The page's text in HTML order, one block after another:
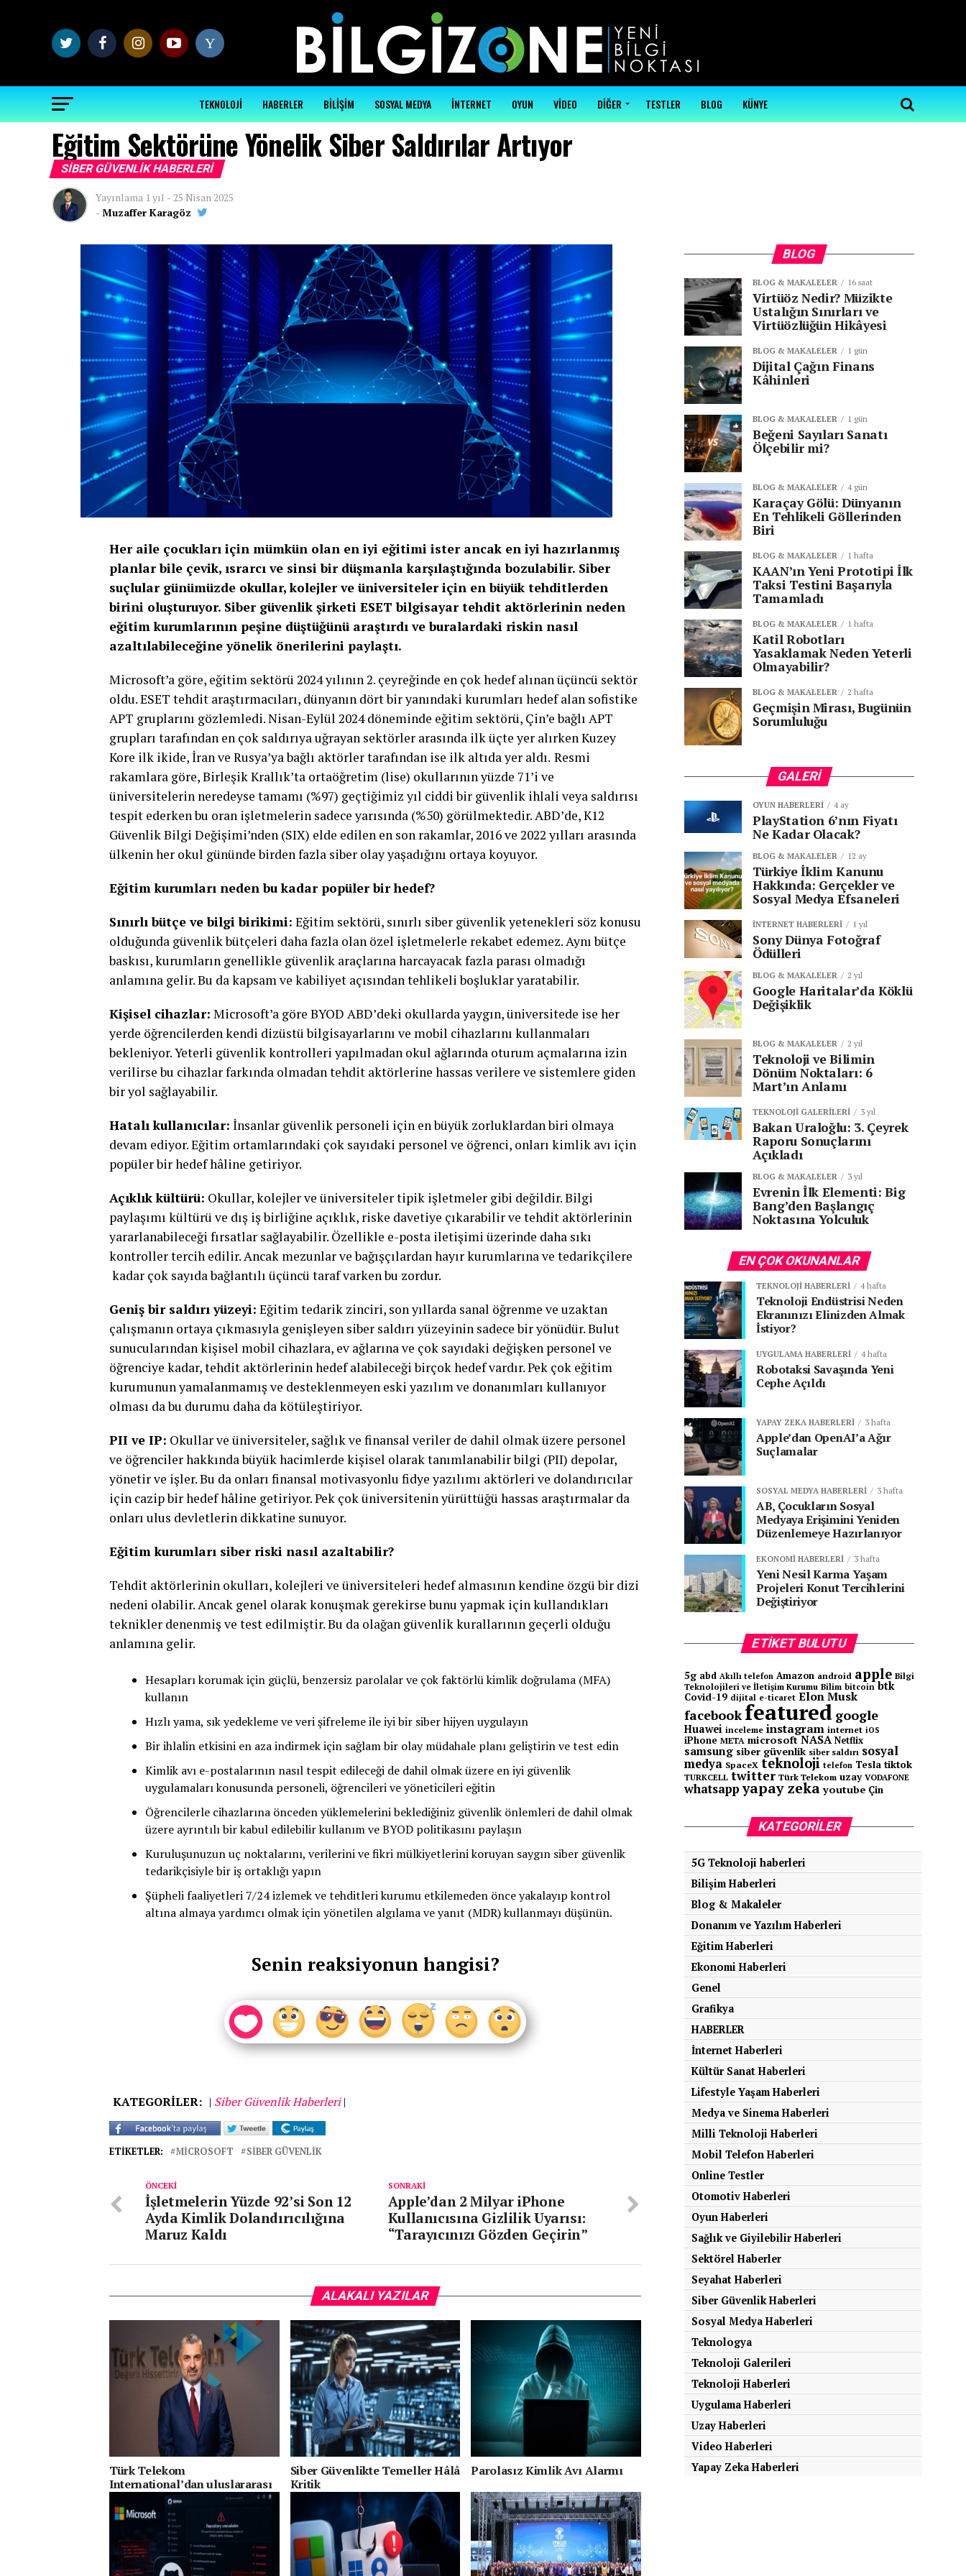
Y
TEKNOLOJİ HABERLER BİLİŞİM SOSYAL MEDYA İNTERNET OYUN VİDEO DİĞER TESTLER BLOG KÜNYE
Eğitim Sektörüne Yönelik Siber Saldırılar Artıyor
SIBER GÜVENLIK HABERLERI
Yayınlama 1 yıl - 25 Nisan 2025
- Muzaffer Karagöz
Her aile çocukları için mümkün olan en iyi eğitimi ister ancak en iyi hazırlanmış
planlar bile çevik, ısrarcı ve sinsi bir düşmanla karşılaştığında bozulabilir. Siber
suçlular günümüzde okullar, kolejler ve üniversiteler için en büyük tehditlerden
birini oluşturuyor. Siber güvenlik şirketi ESET bilgisayar tehdit aktörlerinin neden
eğitim kurumlarının peşine düştüğünü araştırdı ve buralardaki riskin nasıl
azaltılabileceğine yönelik önerilerini paylaştı.
Microsoft’a göre, eğitim sektörü 2024 yılının 2. çeyreğinde en çok hedef alınan üçüncü sektör
oldu. ESET tehdit araştırmacıları, dünyanın dört bir yanındaki kurumları hedef alan sofistike
APT gruplarını gözlemledi. Nisan-Eylül 2024 döneminde eğitim sektörü, Çin’e bağlı APT
grupları tarafından en çok saldırıya uğrayan sektörler arasında ilk üçte yer alırken Kuzey
Kore ilk ikide, İran ve Rusya’ya bağlı aktörler tarafından ise ilk altıda yer aldı. Resmi
rakamlara göre, Birleşik Krallık’ta ortaöğretim (lise) okullarının yüzde 71’i ve
üniversitelerin neredeyse tamamı (%97) geçtiğimiz yıl ciddi bir güvenlik ihlali veya saldırısı
tespit ederken bu oran işletmelerin sadece yarısında (%50) görülmektedir. ABD’de, K12
Güvenlik Bilgi Değişimi’nden (SIX) elde edilen en son rakamlar, 2016 ve 2022 yılları arasında
ülkenin her okul gününde birden fazla siber olay yaşadığını ortaya koyuyor.
Eğitim kurumları neden bu kadar popüler bir hedef?
Sınırlı bütçe ve bilgi birikimi: Eğitim sektörü, sınırlı siber güvenlik yetenekleri söz konusu
olduğunda güvenlik bütçeleri daha fazla olan özel işletmelerle rekabet edemez. Aynı bütçe
baskısı, kurumların genellikle güvenlik araçlarına harcayacak fazla parası olmadığı
anlamına gelir. Bu da kapsam ve kabiliyet açısından tehlikeli boşluklar yaratabilir.
Kişisel cihazlar: Microsoft’a göre BYOD ABD’deki okullarda yaygın, üniversitede ise her
yerde öğrencilerden kendi dizüstü bilgisayarlarını ve mobil cihazlarını kullanmaları
bekleniyor. Yeterli güvenlik kontrolleri yapılmadan okul ağlarında oturum açmalarına izin
verilirse bu cihazlar farkında olmadan tehdit aktörlerine hassas verilere ve sistemlere giden
bir yol sağlayabilir.
Hatalı kullanıcılar: İnsanlar güvenlik personeli için en büyük zorluklardan biri olmaya
devam ediyor. Eğitim ortamlarındaki çok sayıdaki personel ve öğrenci, onları kimlik avı için
popüler bir hedef hâline getiriyor.
Açıklık kültürü: Okullar, kolejler ve üniversiteler tipik işletmeler gibi değildir. Bilgi
paylaşımı kültürü ve dış iş birliğine açıklık, riske davetiye çıkarabilir ve tehdit aktörlerinin
yararlanabileceği fırsatlar sağlayabilir. Özellikle e-posta iletişimi üzerinde daha sıkı
kontroller tercih edilir. Ancak mezunlar ve bağışçılardan hayır kurumlarına ve tedarikçilere
kadar çok sayıda bağlantılı üçüncü taraf varken bu zordur.
Geniş bir saldırı yüzeyi: Eğitim tedarik zinciri, son yıllarda sanal öğrenme ve uzaktan
çalışmanın ortaya çıkmasıyla genişleyen siber saldırı yüzeyinin sadece bir yönüdür. Bulut
sunucularından kişisel mobil cihazlara, ev ağlarına ve çok sayıdaki değişken personel ve
öğrenciye kadar, tehdit aktörlerinin hedef alabileceği birçok hedef vardır. Pek çok eğitim
kurumunun yamalanmamış ve desteklenmeyen eski yazılım ve donanımları kullanıyor
olması da bu durumu daha da kötüleştiriyor.
PII ve IP: Okullar ve üniversiteler, sağlık ve finansal veriler de dahil olmak üzere personel
ve öğrenciler hakkında büyük hacimlerde kişisel olarak tanımlanabilir bilgi (PII) depolar,
yönetir ve işler. Bu da onları finansal motivasyonlu fidye yazılımı aktörleri ve dolandırıcılar
için cazip bir hedef hâline getiriyor. Pek çok üniversitenin yürüttüğü hassas araştırmalar da
onları ulus devletlerin dikkatine sunuyor.
Eğitim kurumları siber riski nasıl azaltabilir?
Tehdit aktörlerinin okulları, kolejleri ve üniversiteleri hedef almasının kendine özgü bir dizi
nedeni olabilir. Ancak genel olarak konuşmak gerekirse bunu yapmak için kullandıkları
teknikler denenmiş ve test edilmiştir. Bu da olağan güvenlik kurallarının geçerli olduğu
anlamına gelir.
Hesapları korumak için güçlü, benzersiz parolalar ve çok faktörlü kimlik doğrulama (MFA)
kullanın
Hızlı yama, sık yedekleme ve veri şifreleme ile iyi bir siber hijyen uygulayın
Bir ihlalin etkisini en aza indirmek için sağlam bir olay müdahale planı geliştirin ve test edin
Kimlik avı e-postalarının nasıl tespit edileceği de dahil olmak üzere en iyi güvenlik
uygulamaları konusunda personeli, öğrencileri ve yöneticileri eğitin
Öğrencilerle cihazlarına önceden yüklemelerini beklediğiniz güvenlik önlemleri de dahil olmak
üzere ayrıntılı bir kabul edilebilir kullanım ve BYOD politikasını paylaşın
Kuruluşunuzun uç noktalarını, verilerini ve fikri mülkiyetlerini koruyan saygın siber güvenlik
tedarikçisiyle bir iş ortaklığı yapın
Şüpheli faaliyetleri 7/24 izlemek ve tehditleri kurumu etkilemeden önce yakalayıp kontrol
altına almaya yardımcı olmak için yönetilen algılama ve yanıt (MDR) kullanmayı düşünün.
Senin reaksiyonun hangisi?
KATEGORİLER: | Siber Güvenlik Haberleri |
ETIKETLER: MICROSOFT SIBER GÜVENLIK
SONRAKI
Apple’dan 2 Milyar iPhone
Kullanıcısına Gizlilik Uyarısı:
“Tarayıcınızı Gözden Geçirin”
ÖNCEKI
İşletmelerin Yüzde 92’si Son 12
Ayda Kimlik Dolandırıcılığına
Maruz Kaldı
ALAKALI YAZILAR
Türk Telekom
International’dan uluslararası
bağlantıda güçlü hamle
Siber Güvenlikte Temeller Hâlâ
Kritik
Parolasız Kimlik Avı Alarmı
BLOG
BLOG & MAKALELER 16 saat
Virtüöz Nedir? Müzikte
Ustalığın Sınırları ve
Virtüözlüğün Hikâyesi
BLOG & MAKALELER 1 gün
Dijital Çağın Finans
Kâhinleri
BLOG & MAKALELER 1 gün
Beğeni Sayıları Sanatı
Ölçebilir mi?
BLOG & MAKALELER 4 gün
Karaçay Gölü: Dünyanın
En Tehlikeli Göllerinden
Biri
BLOG & MAKALELER 1 hafta
KAAN’ın Yeni Prototipi İlk
Taksi Testini Başarıyla
Tamamladı
BLOG & MAKALELER 1 hafta
Katil Robotları
Yasaklamak Neden Yeterli
Olmayabilir?
BLOG & MAKALELER 2 hafta
Geçmişin Mirası, Bugünün
Sorumluluğu
GALERI
OYUN HABERLERI 4 ay
PlayStation 6’nın Fiyatı
Ne Kadar Olacak?
BLOG & MAKALELER 12 ay
Türkiye İklim Kanunu
Hakkında: Gerçekler ve
Sosyal Medya Efsaneleri
İNTERNET HABERLERI 1 yıl
Sony Dünya Fotoğraf
Ödülleri
BLOG & MAKALELER 2 yıl
Google Haritalar’da Köklü
Değişiklik
BLOG & MAKALELER 2 yıl
Teknoloji ve Bilimin
Dönüm Noktaları: 6
Mart’ın Anlamı
TEKNOLOJI GALERILERI 3 yıl
Bakan Uraloğlu: 3. Çeyrek
Raporu Sonuçlarını
Açıkladı
BLOG & MAKALELER 3 yıl
Evrenin İlk Elementi: Big
Bang’den Başlangıç
Noktasına Yolculuk
EN ÇOK OKUNANLAR
TEKNOLOJI HABERLERI 4 hafta
Teknoloji Endüstrisi Neden
Ekranınızı Elinizden Almak
İstiyor?
UYGULAMA HABERLERI 4 hafta
Robotaksi Savaşında Yeni
Cephe Açıldı
YAPAY ZEKA HABERLERI 3 hafta
Apple’dan OpenAI’a Ağır
Suçlamalar
SOSYAL MEDYA HABERLERI 3 hafta
AB, Çocukların Sosyal
Medyaya Erişimini Yeniden
Düzenlemeye Hazırlanıyor
EKONOMI HABERLERI 3 hafta
Yeni Nesil Karma Yaşam
Projeleri Konut Tercihlerini
Değiştiriyor
ETIKET BULUTU
5g abd Akıllı telefon Amazon android apple Bilgi
Teknolojileri ve İletişim Kurumu Bilim bitcoin btk
Covid-19 dijital e-ticaret Elon Musk
facebook featured google
Huawei inceleme instagram internet iOS
iPhone META microsoft NASA Netflix
samsung siber güvenlik siber saldırı sosyal
medya SpaceX teknoloji telefon Tesla tiktok
TURKCELL twitter Türk Telekom uzay VODAFONE
whatsapp yapay zeka youtube Çin
KATEGORILER
5G Teknoloji haberleri
Bilişim Haberleri
Blog & Makaleler
Donanım ve Yazılım Haberleri
Eğitim Haberleri
Ekonomi Haberleri
Genel
Grafikya
HABERLER
İnternet Haberleri
Kültür Sanat Haberleri
Lifestyle Yaşam Haberleri
Medya ve Sinema Haberleri
Milli Teknoloji Haberleri
Mobil Telefon Haberleri
Online Testler
Otomotiv Haberleri
Oyun Haberleri
Sağlık ve Giyilebilir Haberleri
Sektörel Haberler
Seyahat Haberleri
Siber Güvenlik Haberleri
Sosyal Medya Haberleri
Teknologya
Teknoloji Galerileri
Teknoloji Haberleri
Uygulama Haberleri
Uzay Haberleri
Video Haberleri
Yapay Zeka Haberleri